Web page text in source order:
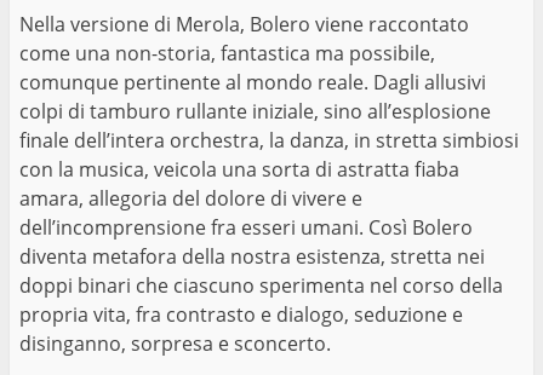
Nella versione di Merola, Bolero viene raccontato
come una non-storia, fantastica ma possibile,
comunque pertinente al mondo reale. Dagli allusivi
colpi di tamburo rullante iniziale, sino all’esplosione
finale dell’intera orchestra, la danza, in stretta simbiosi
con la musica, veicola una sorta di astratta fiaba
amara, allegoria del dolore di vivere e
dell’incomprensione fra esseri umani. Così Bolero
diventa metafora della nostra esistenza, stretta nei
doppi binari che ciascuno sperimenta nel corso della
propria vita, fra contrasto e dialogo, seduzione e
disinganno, sorpresa e sconcerto.